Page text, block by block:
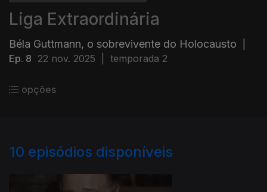
Liga Extraordinária
Béla Guttmann, o sobrevivente do Holocausto
Ep. 8 22 nov. 2025 temporada 2
opções
10 episódios disponíveis